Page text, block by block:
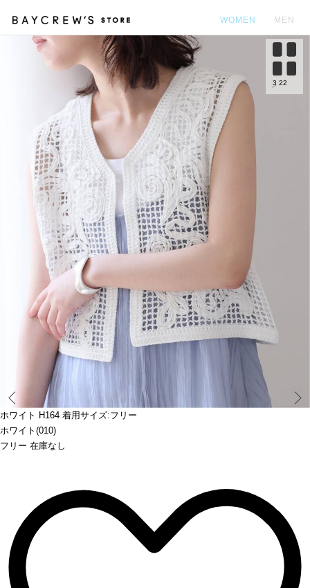
WOMEN MEN
ホワイト H164 着用サイズ:フリー
ホワイト(010)
フリー 在庫なし
Prev
3 22